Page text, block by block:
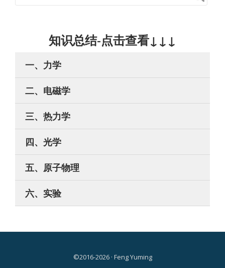
知识总结-点击查看↓↓↓
一、力学
二、电磁学
三、热力学
四、光学
五、原子物理
六、实验
©2016-2026 · Feng Yuming